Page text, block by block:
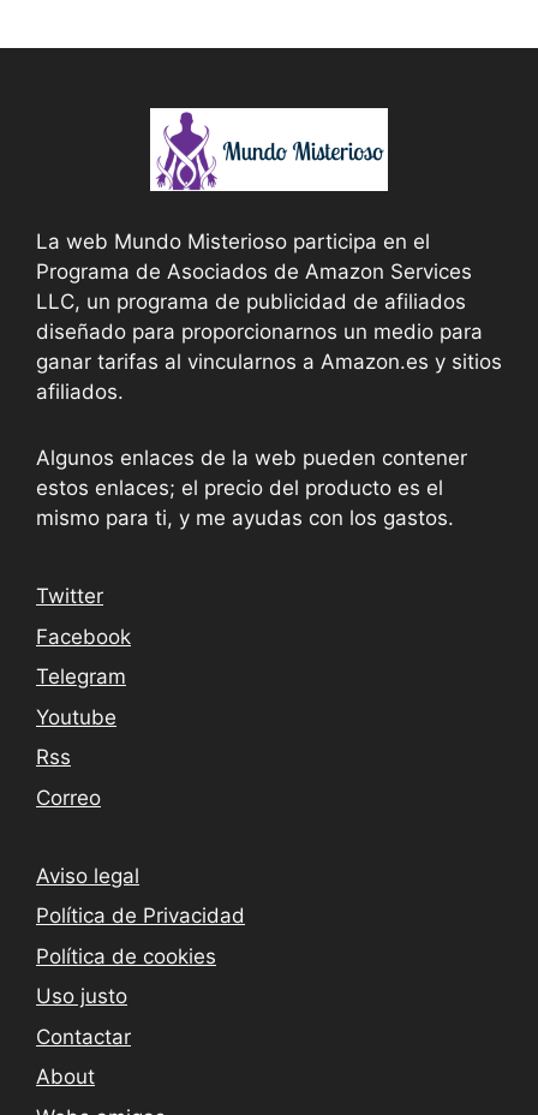
La web Mundo Misterioso participa en el
Programa de Asociados de Amazon Services
LLC, un programa de publicidad de afiliados
diseñado para proporcionarnos un medio para
ganar tarifas al vincularnos a Amazon.es y sitios
afiliados.
Algunos enlaces de la web pueden contener
estos enlaces; el precio del producto es el
mismo para ti, y me ayudas con los gastos.
Twitter
Facebook
Telegram
Youtube
Rss
Correo
Aviso legal
Política de Privacidad
Política de cookies
Uso justo
Contactar
About